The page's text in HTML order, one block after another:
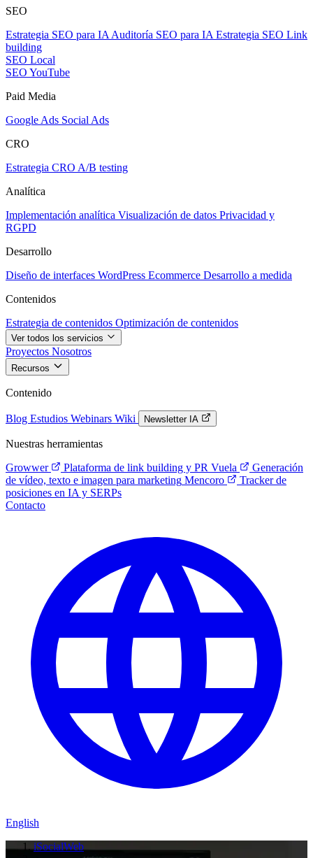
SEO
Estrategia SEO para IA Auditoría SEO para IA Estrategia SEO Link
building
SEO Local
SEO YouTube
Paid Media
Google Ads Social Ads
CRO
Estrategia CRO A/B testing
Analítica
Implementación analítica Visualización de datos Privacidad y
RGPD
Desarrollo
Diseño de interfaces WordPress Ecommerce Desarrollo a medida
Contenidos
Estrategia de contenidos Optimización de contenidos
Ver todos los servicios
Proyectos Nosotros
Recursos
Contenido
Blog Estudios Webinars Wiki Newsletter IA
Nuestras herramientas
Growwer
Plataforma de link building y PR Vuela
Generación
de vídeo, texto e imagen para marketing Mencoro
Tracker de
posiciones en IA y SERPs
Contacto
English
iSocialWeb